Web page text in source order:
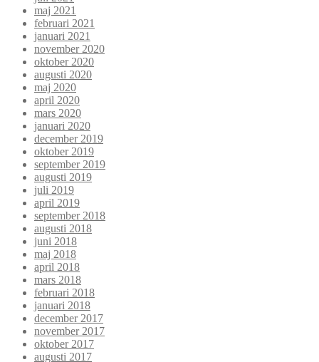
maj 2021
februari 2021
januari 2021
november 2020
oktober 2020
augusti 2020
maj 2020
april 2020
mars 2020
januari 2020
december 2019
oktober 2019
september 2019
augusti 2019
juli 2019
april 2019
september 2018
augusti 2018
juni 2018
maj 2018
april 2018
mars 2018
februari 2018
januari 2018
december 2017
november 2017
oktober 2017
augusti 2017